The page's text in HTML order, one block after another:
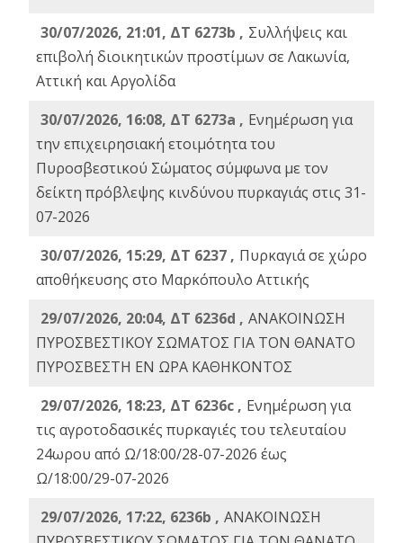
30/07/2026, 21:01, ΔΤ 6273b , Συλλήψεις και
επιβολή διοικητικών προστίμων σε Λακωνία,
Αττική και Αργολίδα
30/07/2026, 16:08, ΔΤ 6273a , Ενημέρωση για
την επιχειρησιακή ετοιμότητα του
Πυροσβεστικού Σώματος σύμφωνα με τον
δείκτη πρόβλεψης κινδύνου πυρκαγιάς στις 31-
07-2026
30/07/2026, 15:29, ΔΤ 6237 , Πυρκαγιά σε χώρο
αποθήκευσης στο Μαρκόπουλο Αττικής
29/07/2026, 20:04, ΔΤ 6236d , ΑΝΑΚΟΙΝΩΣΗ
ΠΥΡΟΣΒΕΣΤΙΚΟΥ ΣΩΜΑΤΟΣ ΓΙΑ ΤΟΝ ΘΑΝΑΤΟ
ΠΥΡΟΣΒΕΣΤΗ ΕΝ ΩΡΑ ΚΑΘΗΚΟΝΤΟΣ
29/07/2026, 18:23, ΔΤ 6236c , Ενημέρωση για
τις αγροτοδασικές πυρκαγιές του τελευταίου
24ωρου από Ω/18:00/28-07-2026 έως
Ω/18:00/29-07-2026
29/07/2026, 17:22, 6236b , ΑΝΑΚΟΙΝΩΣΗ